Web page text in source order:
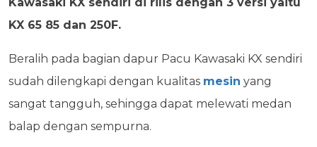
KX 65 85 dan 250F.
Beralih pada bagian dapur Pacu Kawasaki KX sendiri
sudah dilengkapi dengan kualitas mesin yang
sangat tangguh, sehingga dapat melewati medan
balap dengan sempurna.